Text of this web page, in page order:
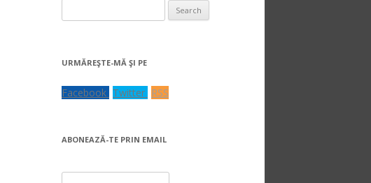
for:
URMĂREŞTE-MĂ ŞI PE
Facebook Twitter RSS
ABONEAZĂ-TE PRIN EMAIL